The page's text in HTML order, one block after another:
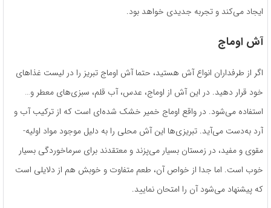
ایجاد می‌کند و تجربه جدیدی خواهد بود.
آش اوماج
اگر از طرفداران انواع آش هستید، حتما آش اوماج تبریز را در لیست غذاهای
خود قرار دهید. در این آش از اوماج، عدس، آب قلم، سبزی‌­های معطر و…
استفاده می­‌شود. در واقع اوماج خمیر خشک شده‌­ای است که از ترکیب آب و
آرد به‌دست می‌آید. تبریزی­‌ها این آش محلی را به دلیل موجود مواد اولیه­
مقوی و مفید، در زمستان بسیار می­‌پزند و معتقدند برای سرماخوردگی بسیار
خوب است. اما جدا از خواص آن، طعم متفاوت و خوبش هم از دلایلی است
که پیشنهاد می‌شود آن را امتحان نمایید.